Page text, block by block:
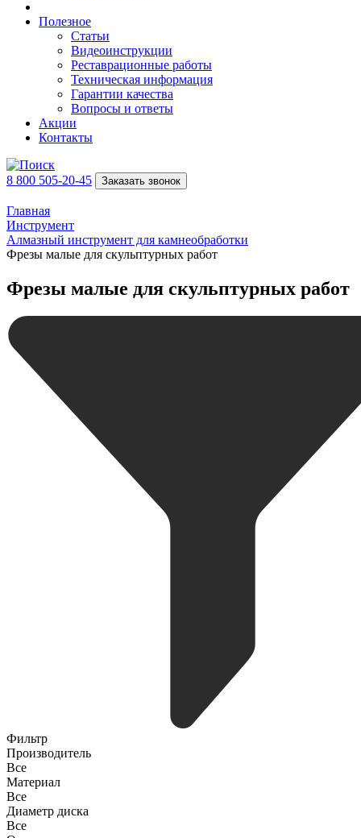
Полезное
Статьи
Видеоинструкции
Реставрационные работы
Техническая информация
Гарантии качества
Вопросы и ответы
Акции
Контакты
8 800 505-20-45 Заказать звонок
Главная
Инструмент
Алмазный инструмент для камнеобработки
Фрезы малые для скульптурных работ
Фрезы малые для скульптурных работ
Фильтр
Производитель
Все
Материал
Все
Диаметр диска
Все